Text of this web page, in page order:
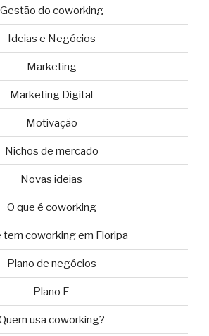
Gestão do coworking
Ideias e Negócios
Marketing
Marketing Digital
Motivação
Nichos de mercado
Novas ideias
O que é coworking
tem coworking em Floripa
Plano de negócios
Plano E
usa coworking?